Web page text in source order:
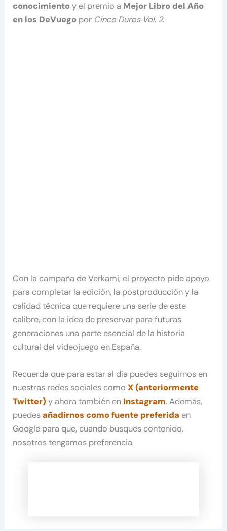
conocimientoy el premio a Mejor Libro del Año
en los DeVuego por Cinco Duros Vol. 2.
Con la campaña de Verkami, el proyecto pide apoyo
para completar la edición, la postproducción y la
calidad técnica que requiere una serie de este
calibre, con la idea de preservar para futuras
generaciones una parte esencial de la historia
cultural del videojuego en España.
Recuerda que para estar al día puedes seguirnos en
nuestras redes sociales comoX (anteriormente
Twitter) y ahora también en Instagram. Además,
puedesañadirnos como fuente preferida en
Google para que, cuando busques contenido,
nosotros tengamos preferencia.